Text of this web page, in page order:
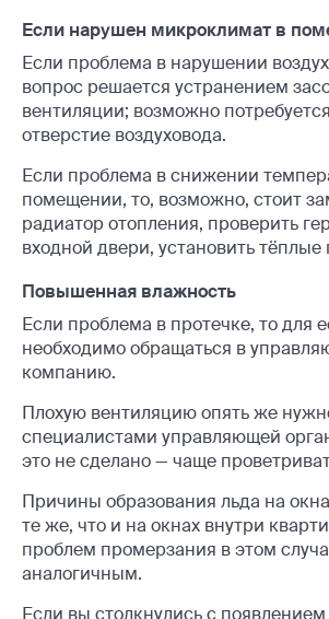
Если нарушен микроклимат в
Если проблема в нарушении
вопрос решается устранением
вентиляции; возможно
отверстие воздуховода.
Если проблема в снижении
помещении, то, возможно, стоит
радиатор отопления, проверить
входной двери, установить тёплые
Повышенная влажность
Если проблема в протечке, то для
необходимо обращаться в
компанию.
Плохую вентиляцию опять же
специалистами управляющей
это не сделано — чаще
Причины образования льда на
те же, что и на окнах внутри
проблем промерзания в этом
аналогичным.